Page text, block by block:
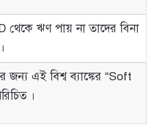
ঋণ পায় না তাদের বিনা
জন্য এই বিশ্ব ব্যাঙ্কের “Soft
।